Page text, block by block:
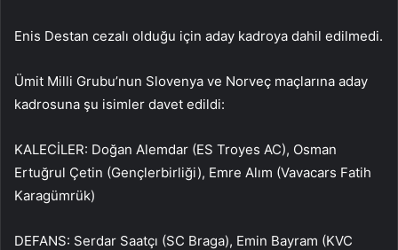
Enis Destan cezalı olduğu için aday kadroya dahil edilmedi.
Ümit Milli Grubu’nun Slovenya ve Norveç maçlarına aday
kadrosuna şu isimler davet edildi:
KALECİLER: Doğan Alemdar (ES Troyes AC), Osman
Ertuğrul Çetin (Gençlerbirliği), Emre Alım (Vavacars Fatih
Karagümrük)
DEFANS: Serdar Saatçı (SC Braga), Emin Bayram (KVC